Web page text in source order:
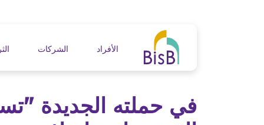
navigation
الأفراد الشركات
في حملته الجديدة